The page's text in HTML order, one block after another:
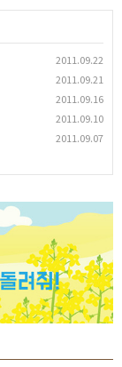
2011.09.22
2011.09.21
2011.09.16
2011.09.10
2011.09.07